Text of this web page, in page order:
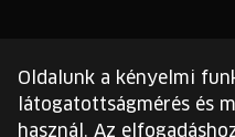
TLDR
Általános Szerződési
Oldalunk a kényelmi
látogatottságmérés és
használ. Az